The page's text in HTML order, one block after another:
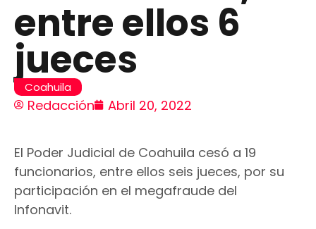
entre ellos 6
jueces
Coahuila
Redacción Abril 20, 2022
El Poder Judicial de Coahuila cesó a 19
funcionarios, entre ellos seis jueces, por su
participación en el megafraude del
Infonavit.